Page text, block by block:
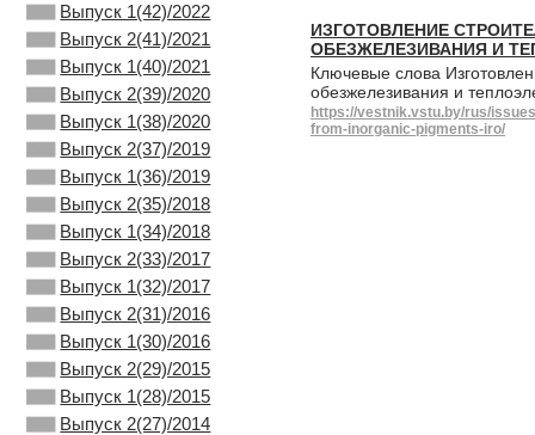
Выпуск 1(42)/2022
Выпуск 2(41)/2021
Выпуск 1(40)/2021
Выпуск 2(39)/2020
Выпуск 1(38)/2020
Выпуск 2(37)/2019
Выпуск 1(36)/2019
Выпуск 2(35)/2018
Выпуск 1(34)/2018
Выпуск 2(33)/2017
Выпуск 1(32)/2017
Выпуск 2(31)/2016
Выпуск 1(30)/2016
Выпуск 2(29)/2015
Выпуск 1(28)/2015
Выпуск 2(27)/2014
ИЗГОТОВЛЕНИЕ
ОБЕЗЖЕЛЕЗИВАНИЯ И
Ключевые слова
обезжелезивания и
https://vestnik.vstu.by/rus/
from-inorganic-pigments-iro/